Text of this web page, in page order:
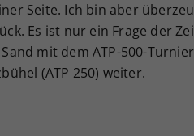
Seite. Ich bin aber
Es ist nur ein Frage der
mit dem ATP-500-
(ATP 250) weiter.